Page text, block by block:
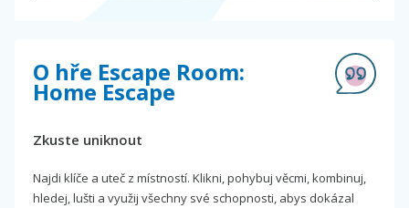
O hře Escape Room:
Home Escape
Zkuste uniknout
Najdi klíče a uteč z místností. Klikni, pohybuj věcmi, kombinuj,
hledej, lušti a využij všechny své schopnosti, abys dokázal